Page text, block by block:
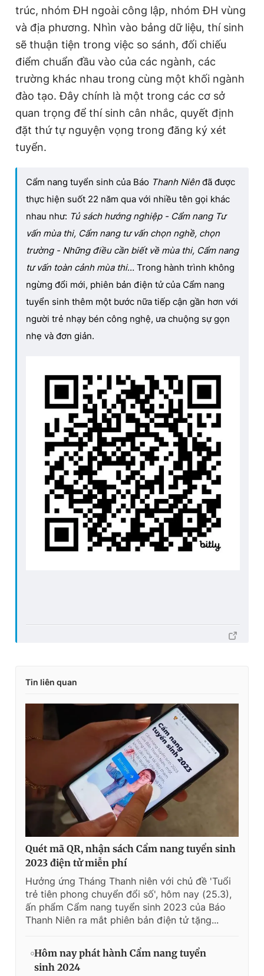
trúc, nhóm ĐH ngoài công lập, nhóm ĐH vùng
và địa phương. Nhìn vào bảng dữ liệu, thí sinh
sẽ thuận tiện trong việc so sánh, đối chiếu
điểm chuẩn đầu vào của các ngành, các
trường khác nhau trong cùng một khối ngành
đào tạo. Đây chính là một trong các cơ sở
quan trọng để thí sinh cân nhắc, quyết định
đặt thứ tự nguyện vọng trong đăng ký xét
tuyển.
Cẩm nang tuyển sinh của Báo Thanh Niên đã được
thực hiện suốt 22 năm qua với nhiều tên gọi khác
nhau như: Tủ sách hướng nghiệp - Cẩm nang Tư
vấn mùa thi, Cẩm nang tư vấn chọn nghề, chọn
trường - Những điều cần biết về mùa thi, Cẩm nang
tư vấn toàn cảnh mùa thi… Trong hành trình không
ngừng đổi mới, phiên bản điện tử của Cẩm nang
tuyển sinh thêm một bước nữa tiếp cận gần hơn với
người trẻ nhạy bén công nghệ, ưa chuộng sự gọn
nhẹ và đơn giản.
Tin liên quan
Quét mã QR, nhận sách Cẩm nang tuyển sinh
2023 điện tử miễn phí
Hưởng ứng Tháng Thanh niên với chủ đề 'Tuổi
trẻ tiên phong chuyển đổi số', hôm nay (25.3),
ấn phẩm Cẩm nang tuyển sinh 2023 của Báo
Thanh Niên ra mắt phiên bản điện tử tặng...
Hôm nay phát hành Cẩm nang tuyển
sinh 2024